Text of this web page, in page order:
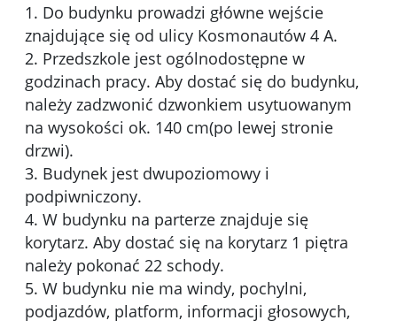
1. Do budynku prowadzi główne wejście
znajdujące się od ulicy Kosmonautów 4 A.
2. Przedszkole jest ogólnodostępne w
godzinach pracy. Aby dostać się do budynku,
należy zadzwonić dzwonkiem usytuowanym
na wysokości ok. 140 cm(po lewej stronie
drzwi).
3. Budynek jest dwupoziomowy i
podpiwniczony.
4. W budynku na parterze znajduje się
korytarz. Aby dostać się na korytarz 1 piętra
należy pokonać 22 schody.
5. W budynku nie ma windy, pochylni,
podjazdów, platform, informacji głosowych,